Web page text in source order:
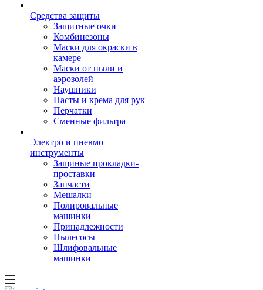
Средства защиты
Защитные очки
Комбинезоны
Маски для окраски в
камере
Маски от пыли и
аэрозолей
Наушники
Пасты и крема для рук
Перчатки
Сменные фильтра
Электро и пневмо
инструменты
Защиные прокладки-
проставки
Запчасти
Мешалки
Полировальные
машинки
Принадлежности
Пылесосы
Шлифовальные
машинки